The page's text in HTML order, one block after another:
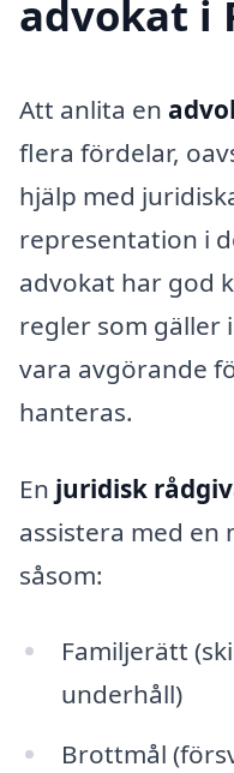
advokat i
Att anlita en
flera fördelar,
hjälp med
representation i
advokat har god
regler som gäller
vara avgörande
hanteras.
En juridisk
assistera med en
såsom:
Familjerätt
underhåll)
Brottmål